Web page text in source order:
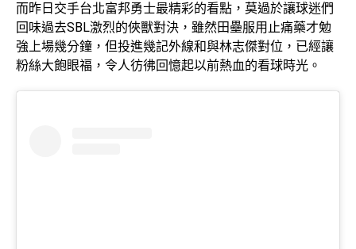
而昨日交手台北富邦勇士最精彩的看點，莫過於讓球迷們
回味過去SBL激烈的俠獸對決，雖然田壘服用止痛藥才勉
強上場幾分鐘，但投進幾記外線和與林志傑對位，已經讓
粉絲大飽眼福，令人彷彿回憶起以前熱血的看球時光。